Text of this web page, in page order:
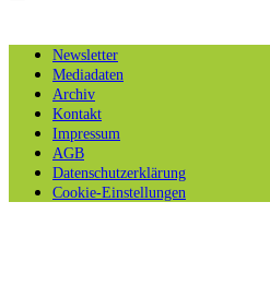
Newsletter
Mediadaten
Archiv
Kontakt
Impressum
AGB
Datenschutzerklärung
Cookie-Einstellungen